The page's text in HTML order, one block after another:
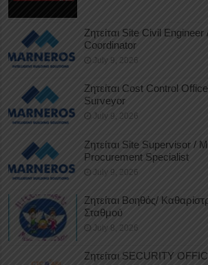
Ζητείται Site Civil
Coordinator
July 9, 2026
Ζητείται Cost Control
Surveyor
July 9, 2026
Ζητείται Site Supervisor /
Procurement Specialist
July 9, 2026
Ζητείται Βοηθός/
Σταθμού
July 8, 2026
Ζητείται SECURITY